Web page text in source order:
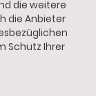
die weitere
die Anbieter
Schutz Ihrer